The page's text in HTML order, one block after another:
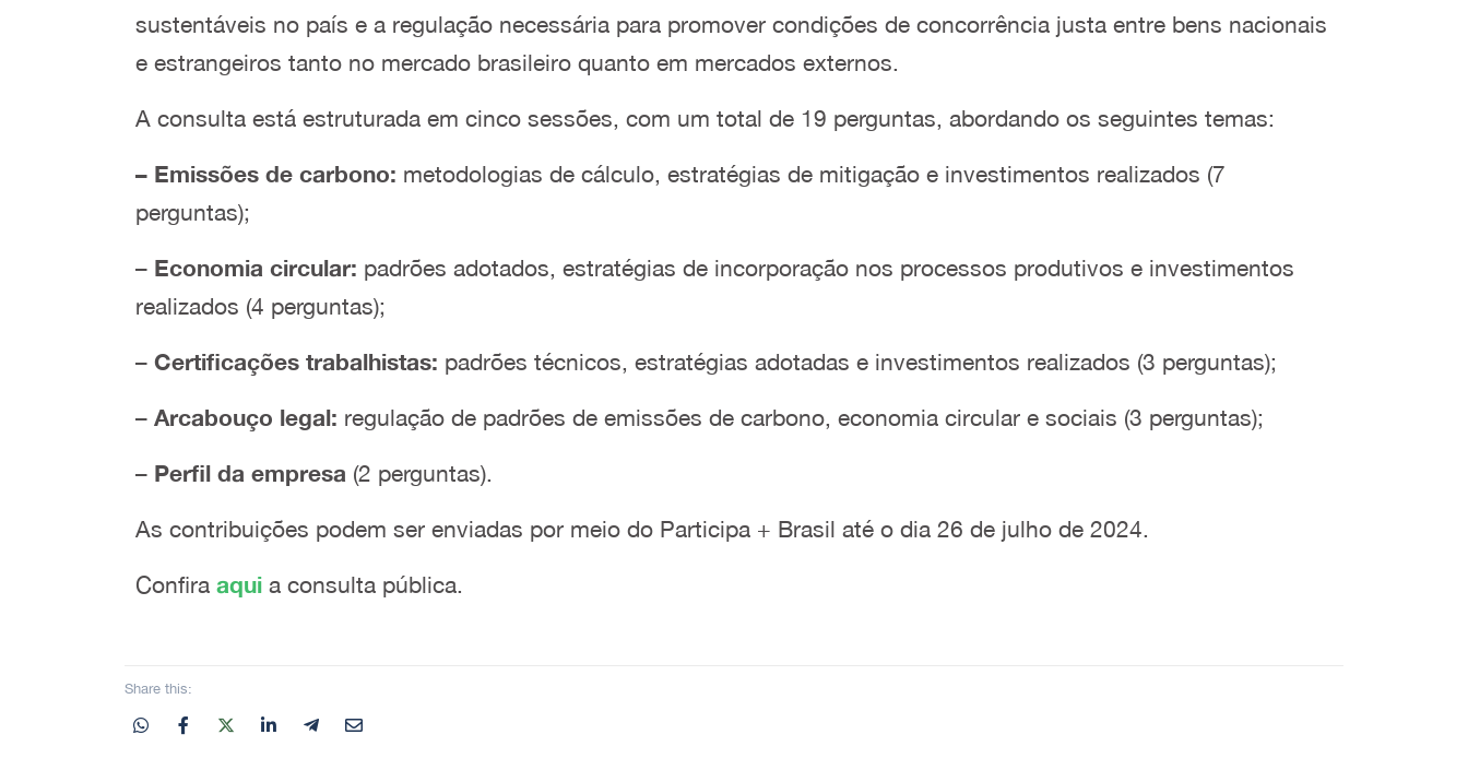
sustentáveis no país e a regulação necessária para promover condições de concorrência justa entre bens nacionais
e estrangeiros tanto no mercado brasileiro quanto em mercados externos.
A consulta está estruturada em cinco sessões, com um total de 19 perguntas, abordando os seguintes temas:
– Emissões de carbono: metodologias de cálculo, estratégias de mitigação e investimentos realizados (7
perguntas);
– Economia circular: padrões adotados, estratégias de incorporação nos processos produtivos e investimentos
realizados (4 perguntas);
– Certificações trabalhistas: padrões técnicos, estratégias adotadas e investimentos realizados (3 perguntas);
– Arcabouço legal: regulação de padrões de emissões de carbono, economia circular e sociais (3 perguntas);
– Perfil da empresa (2 perguntas).
As contribuições podem ser enviadas por meio do Participa + Brasil até o dia 26 de julho de 2024.
Confira aqui a consulta pública.
Share this: